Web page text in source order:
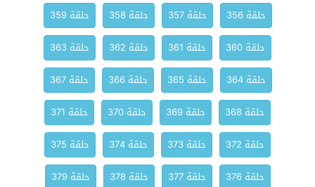
حلقة 356
حلقة 357 حلقة 358
حلقة 359
حلقة 360
حلقة 361 حلقة 362
حلقة 363
حلقة 364
حلقة 365 حلقة 366
حلقة 367
حلقة 368
حلقة 369 حلقة 370
حلقة 371
حلقة 372
حلقة 373 حلقة 374
حلقة 375
حلقة 376
حلقة 377 حلقة 378
حلقة 379